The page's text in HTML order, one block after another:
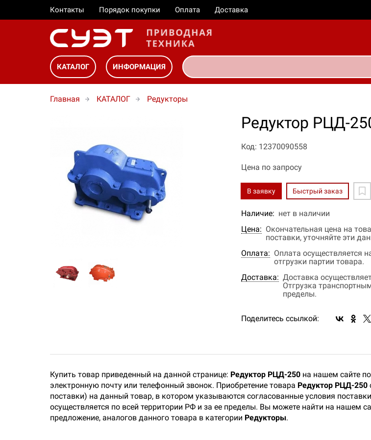
Контакты Порядок покупки Оплата Доставка
КАТАЛОГ ИНФОРМАЦИЯ
Главная КАТАЛОГ Редукторы
Редуктор РЦД-
Код: 12370090558
Цена по запросу
В заявку Быстрый заказ
Наличие: нет в наличии
Цена: Окончательная цена на
поставки, уточняйте эти
Оплата: Оплата осуществляется
отгрузки партии товара.
Доставка: Доставка
Отгрузка
пределы.
Поделитесь ссылкой:
Купить товар приведенный на данной странице: Редуктор РЦД-250 на нашем сайте
электронную почту или телефонный звонок. Приобретение товара Редуктор РЦД-250
поставки) на данный товар, в котором указываются согласованные условия
осуществляется по всей территории РФ и за ее пределы. Вы можете найти на нашем
предложение, аналогов данного товара в категории Редукторы.